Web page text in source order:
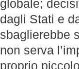
globale;
dagli Stati e
sbaglierebbe
non serva
proprio